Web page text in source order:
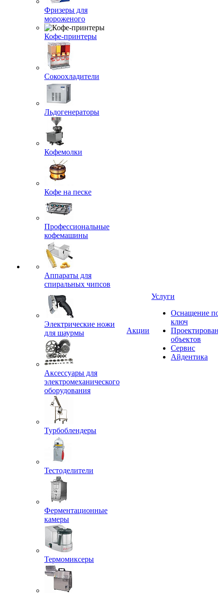
Фризеры для
мороженого
Кофе-принтеры
Сокоохладители
Льдогенераторы
Кофемолки
Кофе на песке
Профессиональные
кофемашины
Аппараты для
спиральных чипсов
Электрические ножи
для шаурмы
Аксессуары для
электромеханического
оборудования
Турбоблендеры
Тестоделители
Ферментационные
камеры
Термомиксеры
Акции
Услуги
Оснащение
ключ
объектов
Сервис
Айдентика